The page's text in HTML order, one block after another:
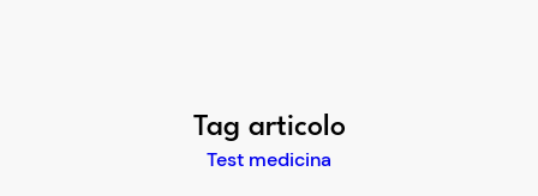
Tag articolo
Test medicina